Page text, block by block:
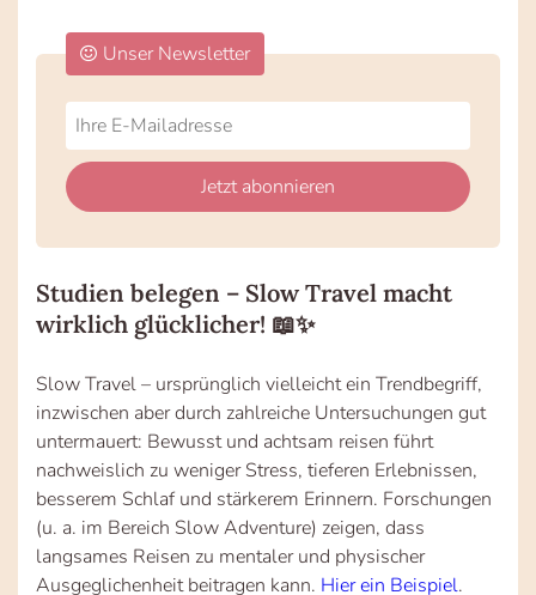
Do
not
fill
this
Unser Newsletter
*Ihre
E-
Mailadresse:
Jetzt abonnieren
Studien belegen – Slow Travel macht
wirklich glücklicher! 📖✨
Slow Travel – ursprünglich vielleicht ein Trendbegriff,
inzwischen aber durch zahlreiche Untersuchungen gut
untermauert: Bewusst und achtsam reisen führt
nachweislich zu weniger Stress, tieferen Erlebnissen,
besserem Schlaf und stärkerem Erinnern. Forschungen
(u. a. im Bereich Slow Adventure) zeigen, dass
langsames Reisen zu mentaler und physischer
Ausgeglichenheit beitragen kann. Hier ein Beispiel.